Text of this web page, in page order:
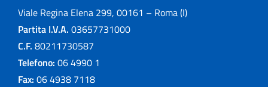
Viale Regina Elena 299, 00161 – Roma (I)
Partita I.V.A. 03657731000
C.F. 80211730587
Telefono: 06 4990 1
Fax: 06 4938 7118